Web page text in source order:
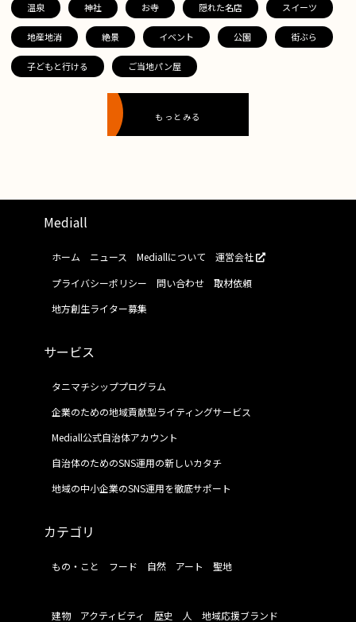
温泉 神社 お寺 隠れた名店 スイーツ
地産地消 絶景 イベント 公園 街ぶら
子どもと行ける ご当地パン屋
もっとみる
Mediall
ホーム ニュース Mediallについて
運営会社
プライバシーポリシー
問い合わせ
取材依頼
地方創生ライター募集
サービス
タニマチシッププログラム
企業のための地域貢献型ライティングサービス
Mediall公式自治体アカウント
自治体のためのSNS運用の新しいカタチ
地域の中小企業のSNS運用を徹底サポート
カテゴリ
もの・こと フード 自然 アート 聖地
建物 アクティビティ 歴史 人 地域応援ブランド